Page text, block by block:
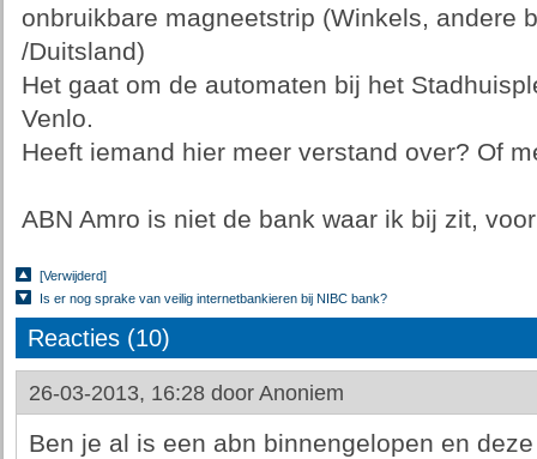
onbruikbare magneetstrip (Winkels, andere
/Duitsland)
Het gaat om de automaten bij het
Venlo.
Heeft iemand hier meer verstand over? Of
ABN Amro is niet de bank waar ik bij zit,
[Verwijderd]
Is er nog sprake van veilig internetbankieren bij NIBC bank?
Reacties (10)
26-03-2013, 16:28 door Anoniem
Ben je al is een abn binnengelopen en